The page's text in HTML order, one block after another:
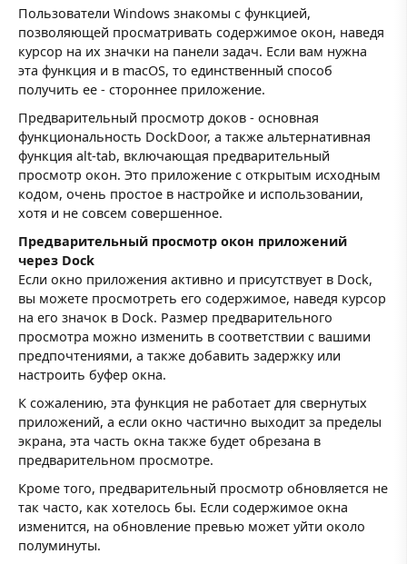
Пользователи Windows знакомы с функцией,
позволяющей просматривать содержимое окон, наведя
курсор на их значки на панели задач. Если вам нужна
эта функция и в macOS, то единственный способ
получить ее - стороннее приложение.
Предварительный просмотр доков - основная
функциональность DockDoor, а также альтернативная
функция alt-tab, включающая предварительный
просмотр окон. Это приложение с открытым исходным
кодом, очень простое в настройке и использовании,
хотя и не совсем совершенное.
Предварительный просмотр окон приложений
через Dock
Если окно приложения активно и присутствует в Dock,
вы можете просмотреть его содержимое, наведя курсор
на его значок в Dock. Размер предварительного
просмотра можно изменить в соответствии с вашими
предпочтениями, а также добавить задержку или
настроить буфер окна.
К сожалению, эта функция не работает для свернутых
приложений, а если окно частично выходит за пределы
экрана, эта часть окна также будет обрезана в
предварительном просмотре.
Кроме того, предварительный просмотр обновляется не
так часто, как хотелось бы. Если содержимое окна
изменится, на обновление превью может уйти около
полуминуты.